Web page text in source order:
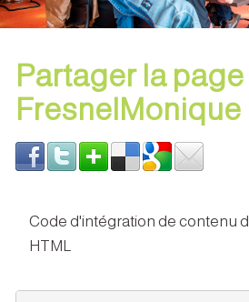
Partager la page
FresnelMonique
Code d'intégration de contenu
HTML